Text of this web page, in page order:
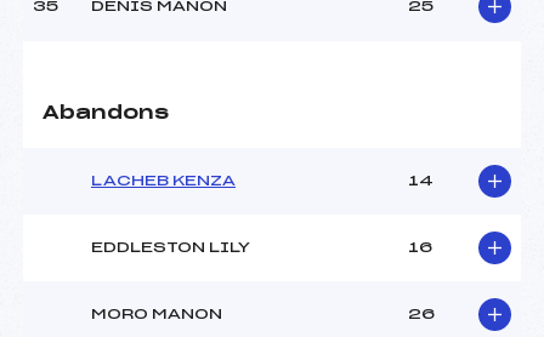
35 DENIS MANON 25
Abandons
LACHEB KENZA 14
EDDLESTON LILY 16
MORO MANON 26